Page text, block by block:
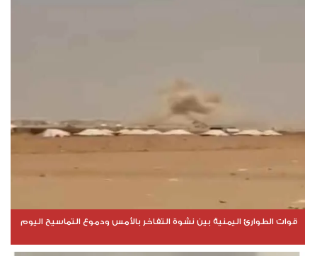
قوات الطوارئ اليمنية بين نشوة التفاخر بالأمس ودموع التماسيح اليوم